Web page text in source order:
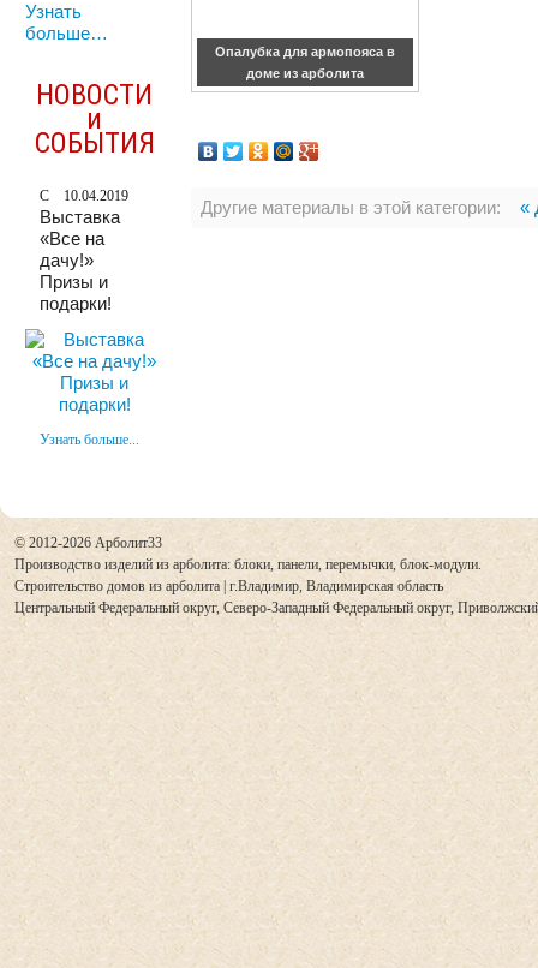
Узнать
больше…
НОВОСТИ
и
СОБЫТИЯ
10.04.2019
Выставка
«Все на
дачу!»
Призы и
подарки!
Узнать больше...
Опалубка для армопояса в
доме из арболита
Другие материалы в этой категории: «
© 2012-2026 Арболит33
Производство изделий из арболита: блоки, панели, перемычки, блок-модули.
Строительство домов из арболита | г.Владимир, Владимирская область
Центральный Федеральный округ, Северо-Западный Федеральный округ,